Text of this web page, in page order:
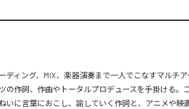
ディング、MIX、楽器演奏まで一人でこなすマルチ
の作詞、作曲やトータルプロデュースを手掛ける
いに言葉におこし、諭していく作詞と、アニメや